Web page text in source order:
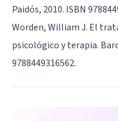
Paidós, 2010. ISBN
Worden, William J. El
psicológico y terapia.
9788449316562.